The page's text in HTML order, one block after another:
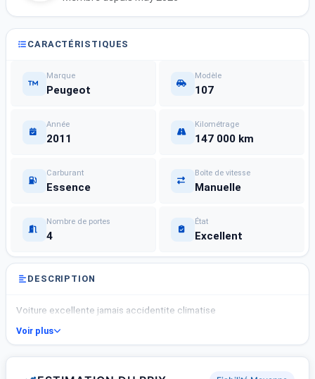
CARACTÉRISTIQUES
Marque
Peugeot
Modèle
107
Année
2011
Kilométrage
147 000 km
Carburant
Essence
Boîte de vitesse
Manuelle
Nombre de portes
4
État
Excellent
DESCRIPTION
Voiture excellente jamais accidentite climatise
Voir plus